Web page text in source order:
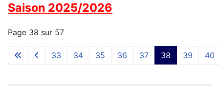
Saison 2025/2026
Page 38 sur 57
33 34 35 36 37 38 39 40